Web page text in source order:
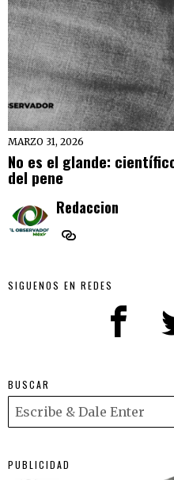
MARZO 31, 2026
No es el glande:
del pene
Redaccion
SIGUENOS EN REDES
BUSCAR
PUBLICIDAD